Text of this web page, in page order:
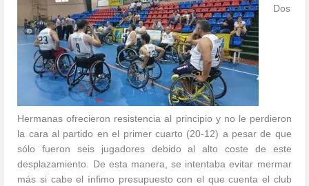
Dos
Hermanas ofrecieron resistencia al principio y no le perdieron
la cara al partido en el primer cuarto (20-12) a pesar de que
sólo fueron seis jugadores debido al alto coste de este
desplazamiento. De esta manera, se intentaba evitar mermar
más si cabe el ínfimo presupuesto con el que cuenta el club